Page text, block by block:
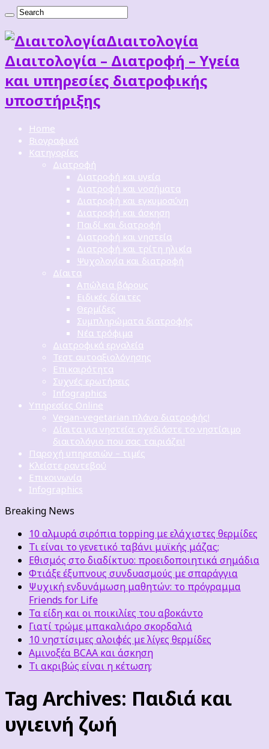
Διαιτoλογία
Διαιτολογία – Διατροφή – Υγεία
και υπηρεσίες διατροφικής
υποστήριξης
Home
Βιογραφικό
Κατηγορίες
Διατροφή
Διατροφή και υγεία
Διατροφή και νοσήματα
Διατροφή και εγκυμοσύνη
Διατροφή και άσκηση
Παιδί και διατροφή
Διατροφή και νηστεία
Διατροφή και τρίτη ηλικία
Ψυχολογία και διατροφή
Δίαιτα
Απώλεια βάρους
Ειδικές δίαιτες
Θερμίδες
Συμπληρώματα διατροφής
Νέα τρόφιμα
Διατροφικά εργαλεία
Τεστ αυτοαξιολόγησης
Επικαιρότητα
Συχνές ερωτήσεις
Infographics
Υπηρεσίες Online
Vegan-vegetarian πλάνο διατροφής!
Δίαιτα για νηστεία: σχεδιάστε το νηστίσιμο
διαιτολόγιο που σας ταιριάζει!
Παροχή υπηρεσιών – τιμές
Κλείστε ραντεβού
Επικοινωνία
Infographics
Breaking News
10 αλμυρά σιρόπια topping με ελάχιστες θερμίδες
Τι είναι το γενετικό ταβάνι μυϊκής μάζας;
Εθισμός στο διαδίκτυο: προειδοποιητικά σημάδια
Φτιάξε έξυπνους συνδυασμούς με σπαράγγια
Ψυχική ενδυνάμωση μαθητών: το πρόγραμμα
Friends for Life
Τα είδη και οι ποικιλίες του αβοκάντο
Γιατί τρώμε μπακαλιάρο σκορδαλιά
10 νηστίσιμες αλοιφές με λίγες θερμίδες
Αμινοξέα BCAA και άσκηση
Τι ακριβώς είναι η κέτωση;
Tag Archives: Παιδιά και
υγιεινή ζωή